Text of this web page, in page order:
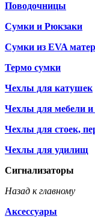
Поводочницы
Сумки и Рюкзаки
Сумки из EVA
Термо сумки
Чехлы для катушек
Чехлы для мебели и
Чехлы для стоек,
Чехлы для удилищ
Сигнализаторы
Назад к главному
Аксессуары